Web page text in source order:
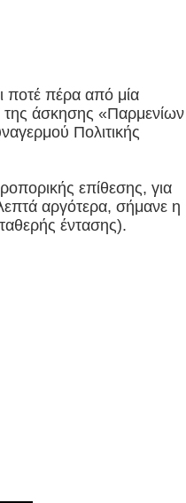
ποτέ πέρα από μία
της άσκησης «Παρμενίων
Πολιτικής
επίθεσης, για
αργότερα, σήμανε η
έντασης).